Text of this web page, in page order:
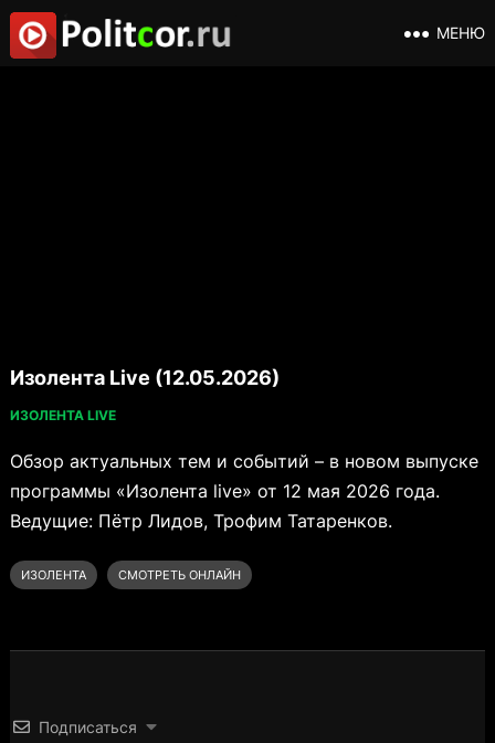
МЕНЮ
Изолента Live (12.05.2026)
ИЗОЛЕНТА LIVE
Обзор актуальных тем и событий – в новом выпуске
программы «Изолента live» от 12 мая 2026 года.
Ведущие: Пётр Лидов, Трофим Татаренков.
ИЗОЛЕНТА СМОТРЕТЬ ОНЛАЙН
Подписаться